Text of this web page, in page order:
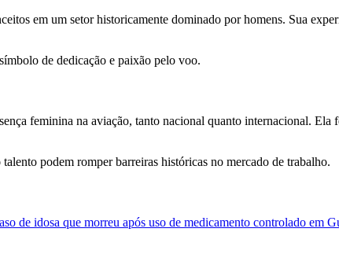
em um setor historicamente dominado por homens. Sua
de dedicação e paixão pelo voo.
feminina na aviação, tanto nacional quanto internacional.
podem romper barreiras históricas no mercado de trabalho.